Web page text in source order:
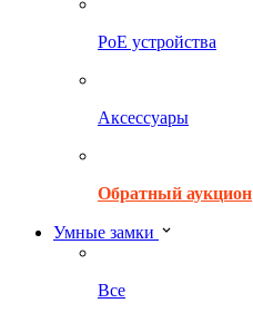
PoE устройства
Аксессуары
Обратный аукцион
Умные замки
Все